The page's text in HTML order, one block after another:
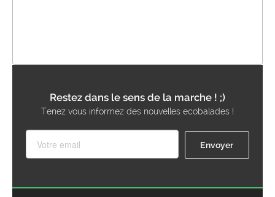
Restez dans le sens de la marche ! ;)
Tenez vous informez des nouvelles ecobalades !